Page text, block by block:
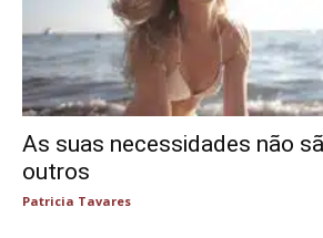
As suas necessidades não
outros
Patricia Tavares